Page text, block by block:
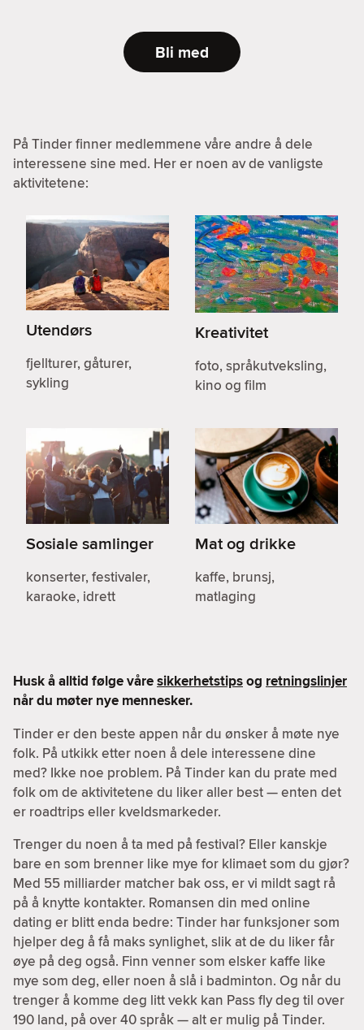
Bli med
På Tinder finner medlemmene våre andre å dele
interessene sine med. Her er noen av de vanligste
aktivitetene:
Utendørs
fjellturer, gåturer,
sykling
Kreativitet
foto, språkutveksling,
kino og film
Sosiale samlinger
konserter, festivaler,
karaoke, idrett
Mat og drikke
kaffe, brunsj,
matlaging
Husk å alltid følge våresikkerhetstipsog retningslinjer
når du møter nye mennesker.
Tinder er den beste appen når du ønsker å møte nye
folk. På utkikk etter noen å dele interessene dine
med? Ikke noe problem. På Tinder kan du prate med
folk om de aktivitetene du liker aller best — enten det
er roadtrips eller kveldsmarkeder.
Trenger du noen å ta med på festival? Eller kanskje
bare en som brenner like mye for klimaet som du gjør?
Med 55 milliarder matcher bak oss, er vi mildt sagt rå
på å knytte kontakter. Romansen din med online
dating er blitt enda bedre: Tinder har funksjoner som
hjelper deg å få maks synlighet, slik at de du liker får
øye på deg også. Finn venner som elsker kaffe like
mye som deg, eller noen å slå i badminton. Og når du
trenger å komme deg litt vekk kan Pass fly deg til over
190 land, på over 40 språk — alt er mulig på Tinder.